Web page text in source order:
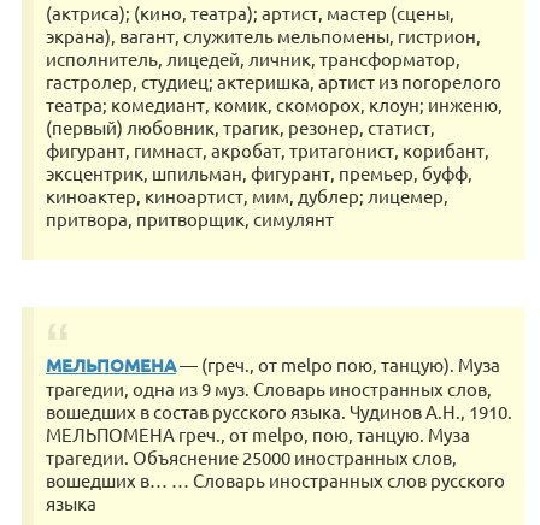
(актриса); (кино, театра); артист, мастер (сцены,
экрана), вагант, служитель мельпомены, гистрион,
исполнитель, лицедей, личник, трансформатор,
гастролер, студиец; актеришка, артист из погорелого
театра; комедиант, комик, скоморох, клоун; инженю,
(первый) любовник, трагик, резонер, статист,
фигурант, гимнаст, акробат, тритагонист, корибант,
эксцентрик, шпильман, фигурант, премьер, буфф,
киноактер, киноартист, мим, дублер; лицемер,
притвора, притворщик, симулянт
МЕЛЬПОМЕНА— (греч., от melpo пою, танцую). Муза
трагедии, одна из 9 муз. Словарь иностранных слов,
вошедших в состав русского языка. Чудинов А.Н., 1910.
МЕЛЬПОМЕНА греч., от melpo, пою, танцую. Муза
трагедии. Объяснение 25000 иностранных слов,
вошедших в… … Словарь иностранных слов русского
языка